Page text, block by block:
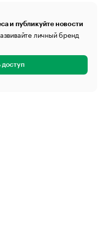
и публикуйте новости
личный бренд
доступ